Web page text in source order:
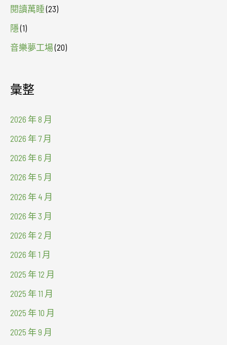
閱讀萬睡(23)
隱(1)
音樂夢工場(20)
彙整
2026 年 8 月
2026 年 7 月
2026 年 6 月
2026 年 5 月
2026 年 4 月
2026 年 3 月
2026 年 2 月
2026 年 1 月
2025 年 12 月
2025 年 11 月
2025 年 10 月
2025 年 9 月